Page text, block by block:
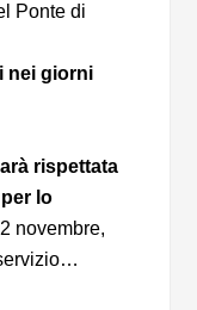
Ponte di
nei giorni
rispettata
lo
novembre,